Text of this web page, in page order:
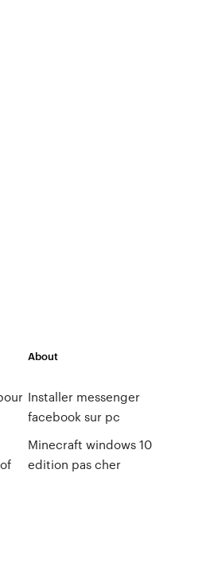
About
Installer messenger
facebook sur pc
Minecraft windows 10
edition pas cher